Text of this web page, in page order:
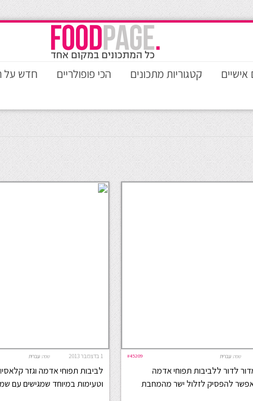
אישיים קטגוריות מתכונים הכי פופולריים חדש על
#45209 שפה: עברית
לדור ללביבות תפוחי אדמה
להפסיק לזלול ישר מהמחבת
1 בדצמבר 2013 שפה: עברית
לביבות תפוחי אדמה וגזר
וטעימות במיוחד שמגישים עם